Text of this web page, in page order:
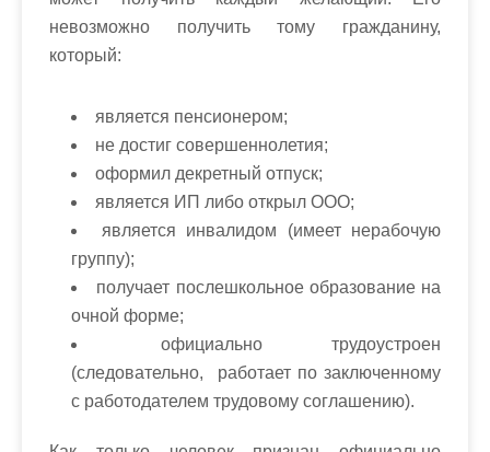
невозможно получить тому гражданину,
который:
является пенсионером;
не достиг совершеннолетия;
оформил декретный отпуск;
является ИП либо открыл ООО;
является инвалидом (имеет нерабочую
группу);
получает послешкольное образование на
очной форме;
официально трудоустроен
(следовательно, работает по заключенному
с работодателем трудовому соглашению).